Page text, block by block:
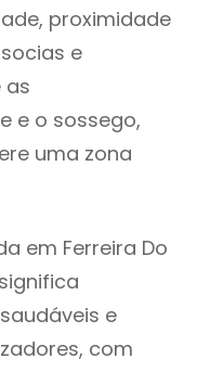
proximidade
e
as
e o sossego,
uma zona
em Ferreira Do
e
com